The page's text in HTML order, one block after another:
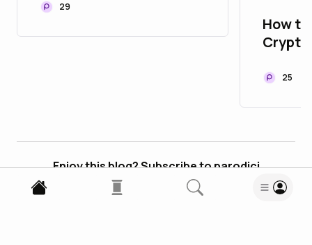
29
How
Crypto
25
Enjoy this blog? Subscribe to parodici